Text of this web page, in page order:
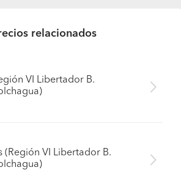
relacionados
VI Libertador B.
(Región VI Libertador B.